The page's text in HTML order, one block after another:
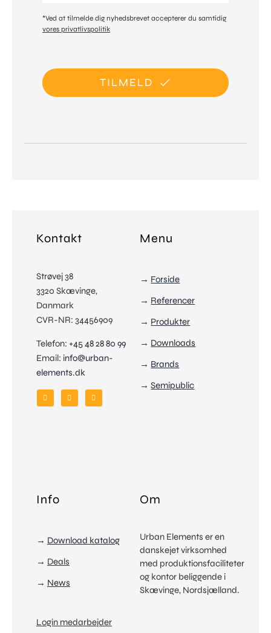
*Ved at tilmelde dig nyhedsbrevet accepterer du samtidig
vores privatlivspolitik
TILMELD
Kontakt
Strøvej 38
3320 Skævinge,
Danmark
CVR-NR: 34456909
Telefon: +45 48 28 80 99
Email: info@urban-
elements.dk
Menu
→ Forside
→ Referencer
→ Produkter
→ Downloads
→ Brands
→Semipublic
Info
→ Download katalog
→ Deals
→ News
Login medarbejder
Om
Urban Elements er en
danskejet virksomhed
med produktionsfaciliteter
og kontor beliggende i
Skævinge, Nordsjælland.
Downloads
News